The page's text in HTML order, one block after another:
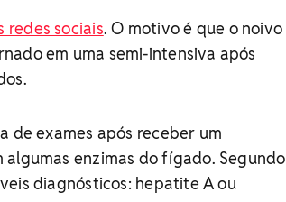
redes sociais. O motivo é que o noivo
em uma semi-intensiva após
de exames após receber um
enzimas do fígado. Segundo
diagnósticos: hepatite A ou